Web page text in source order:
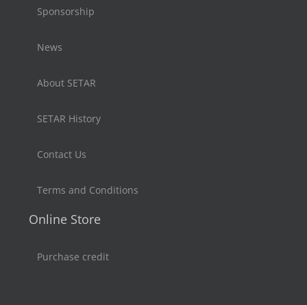
Sponsorship
News
About SETAR
SETAR History
Contact Us
Terms and Conditions
Online Store
Purchase credit